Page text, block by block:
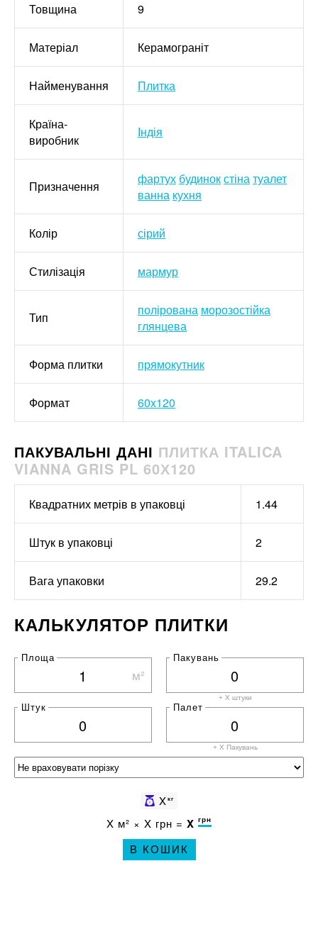
Товщина 9
Матеріал Керамограніт
Найменування Плитка
Країна-
виробник
Індія
Призначення фартух будинокстінатуалет
ванна кухня
Колір сірий
Стилізація мармур
Тип полірована морозостійка
глянцева
Форма плитки прямокутник
Формат 60x120
ПАКУВАЛЬНІ ДАНІ ПЛИТКА ITALICA
VIANNA GRIS PL 60Х120
Квадратних метрів в упаковці 1.44
Штук в упаковці 2
Вага упаковки 29.2
КАЛЬКУЛЯТОР ПЛИТКИ
Площа
м²
Пакувань
+ X штуки
Штук Палет
+ X Пакувань
Xкг
X м² × X грн = X грн
В КОШИК